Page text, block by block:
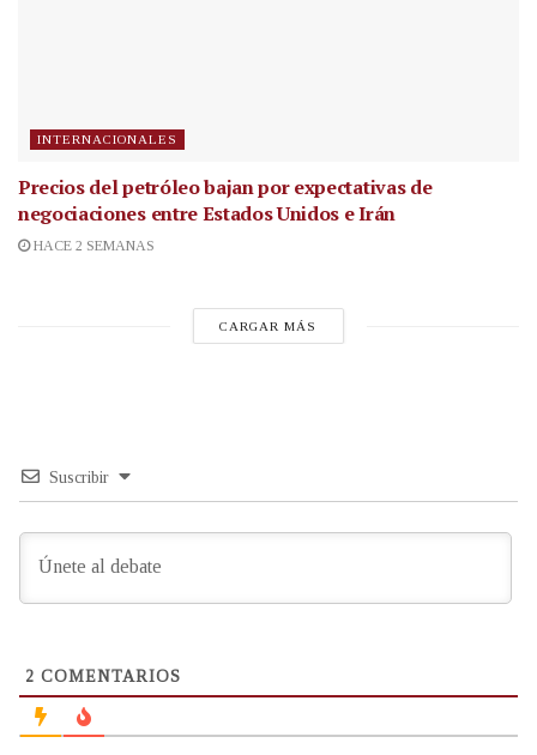
INTERNACIONALES
Precios del petróleo bajan por expectativas de
negociaciones entre Estados Unidos e Irán
HACE 2 SEMANAS
CARGAR MÁS
Suscribir
2 COMENTARIOS